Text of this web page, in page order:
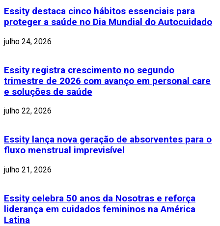
Essity destaca cinco hábitos essenciais para
proteger a saúde no Dia Mundial do Autocuidado
julho 24, 2026
Essity registra crescimento no segundo
trimestre de 2026 com avanço em personal care
e soluções de saúde
julho 22, 2026
Essity lança nova geração de absorventes para o
fluxo menstrual imprevisível
julho 21, 2026
Essity celebra 50 anos da Nosotras e reforça
liderança em cuidados femininos na América
Latina